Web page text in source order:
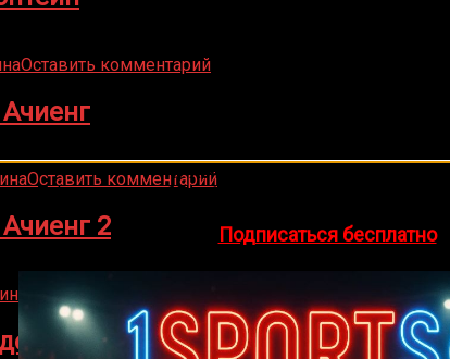
Оставить комментарий
Оставить комментарий
2
Оставить комментарий
🔥 Хочешь зарабатывать на спорте?
Telegram-канал1Sports
Подписаться бесплатно